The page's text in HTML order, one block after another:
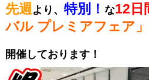
先週 より、 特別！ な12日
バル プレミアフェア」
開催しております！